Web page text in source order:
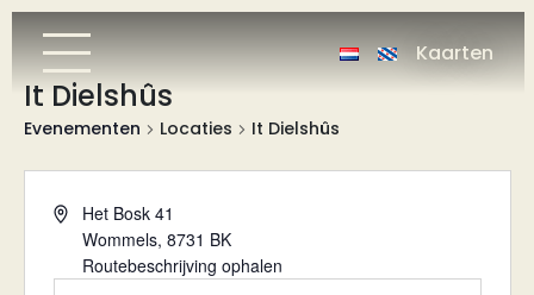
Kaarten
It Dielshûs
Evenementen Locaties It Dielshûs
AdresHet Bosk 41
Wommels, 8731 BK
Routebeschrijving ophalen